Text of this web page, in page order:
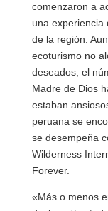
comenzaron a
una experiencia
de la región.
ecoturismo no
deseados, el
Madre de Dios
estaban
peruana se
se desempeña
Wilderness
Forever.
«Más o menos